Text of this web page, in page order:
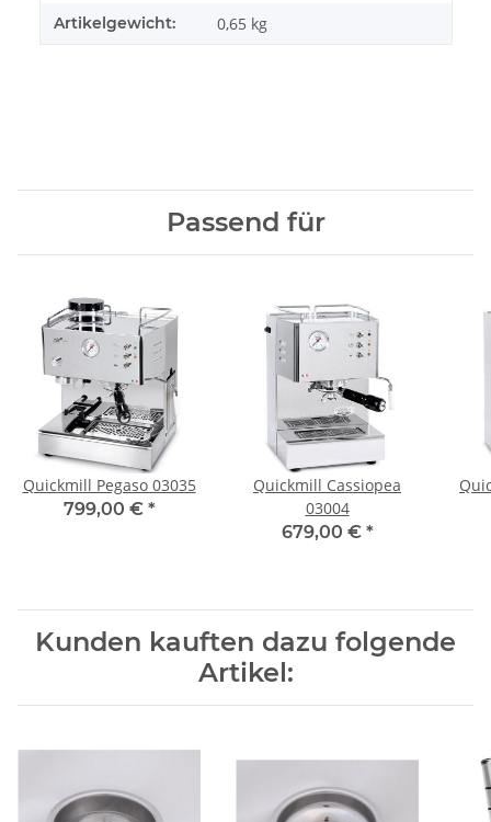
Artikelgewicht: 0,65 kg
Passend für
Quickmill Pegaso 03035
799,00 € *
Quickmill Cassiopea
03004
679,00 € *
Kunden kauften dazu folgende
Artikel: